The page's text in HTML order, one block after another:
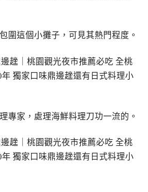
圍這個小攤子，可見其熱門程度。
專家，處理海鮮料理刀功一流的。